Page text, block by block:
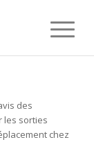
des
les sorties
chez